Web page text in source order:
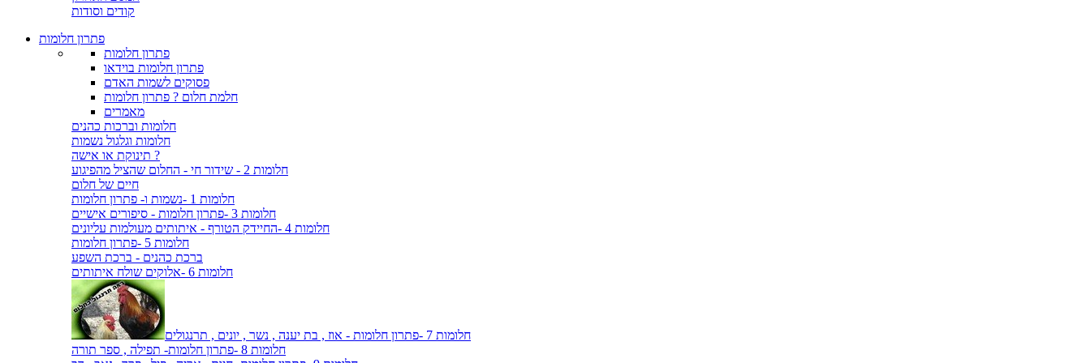
קודים וסודות
פתרון חלומות
פתרון חלומות
פתרון חלומות בוידאו
פסוקים לשמות האדם
חלמת חלום ? פתרון חלומות
מאמרים
חלומות וברכות כהנים
חלומות וגלגול נשמות
תינוקת או אישה ?
חלומות 2 - שידור חי - החלום שהציל מהפיגוע
חיים של חלום
חלומות 1 -נשמות ו- פתרון חלומות
חלומות 3 -פתרון חלומות - סיפורים אישיים
חלומות 4 -החיידק הטורף - איתותים מעולמות עליונים
חלומות 5 -פתרון חלומות
ברכת כהנים - ברכת השפע
חלומות 6 -אלוקים שולח איתותים
חלומות 7 -פתרון חלומות - אוז , בת יענה , נשר , יונים , תרנגולים
חלומות 8 -פתרון חלומות- תפילה , ספר תורה